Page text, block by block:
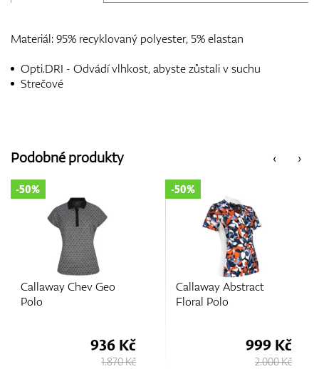
Materiál: 95% recyklovaný polyester, 5% elastan
Opti.DRI - Odvádí vlhkost, abyste zůstali v suchu
Strečové
‹
Podobné produkty ›
Callaway Abstract
999 Kč
2.000 Kč
Callaway Textured
Short Sleeve V-
875